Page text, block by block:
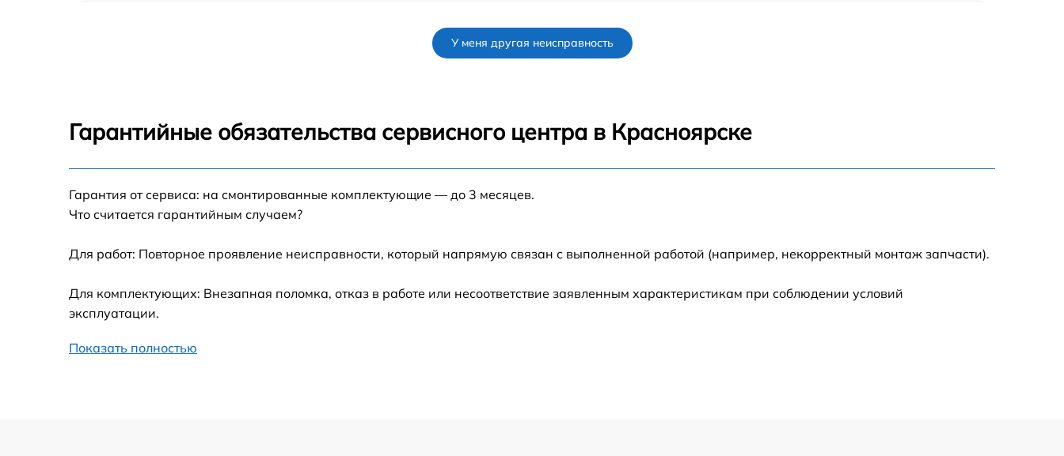
Замена термопасты от 60 мин
Замена разъема от 60 мин 400 р
У меня другая неисправность
Гарантийные обязательства сервисного центра в Красноярске
Гарантия от сервиса: на смонтированные комплектующие — до 3 месяцев.
Что считается гарантийным случаем?
Для работ: Повторное проявление неисправности, который напрямую связан с выполненной работой (например, некорректный монтаж запчасти).
Для комплектующих: Внезапная поломка, отказ в работе или несоответствие заявленным характеристикам при соблюдении условий
эксплуатации.
Показать полностью